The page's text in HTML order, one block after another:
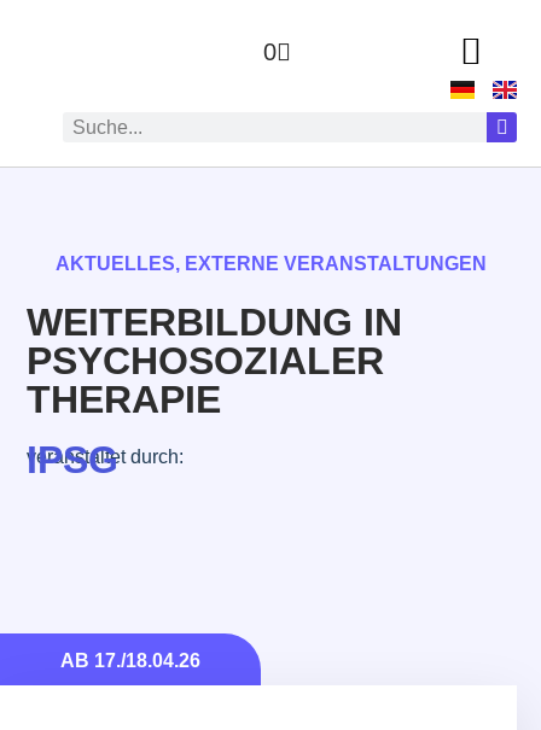
0
AKTUELLES, EXTERNE VERANSTALTUNGEN
WEITERBILDUNG IN
PSYCHOSOZIALER
THERAPIE
veranstaltet durch:
IPSG
AB 17./18.04.26